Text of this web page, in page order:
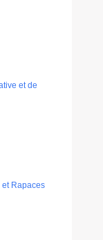
et de
Rapaces